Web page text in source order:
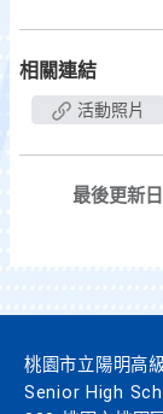
相關連結
活動照片
最後更新日
桃園市立陽明高
Senior High